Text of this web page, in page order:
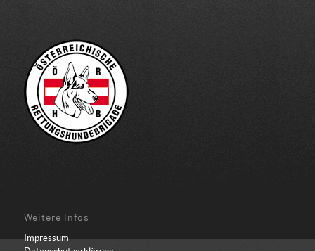
Weitere Infos
Impressum